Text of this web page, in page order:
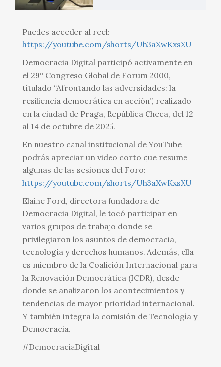
Puedes acceder al reel:
https://youtube.com/shorts/Uh3aXwKxsXU
Democracia Digital participó activamente en
el 29° Congreso Global de Forum 2000,
titulado “Afrontando las adversidades: la
resiliencia democrática en acción”, realizado
en la ciudad de Praga, República Checa, del 12
al 14 de octubre de 2025.
En nuestro canal institucional de YouTube
podrás apreciar un video corto que resume
algunas de las sesiones del Foro:
https://youtube.com/shorts/Uh3aXwKxsXU
Elaine Ford, directora fundadora de
Democracia Digital, le tocó participar en
varios grupos de trabajo donde se
privilegiaron los asuntos de democracia,
tecnología y derechos humanos. Además, ella
es miembro de la Coalición Internacional para
la Renovación Democrática (ICDR), desde
donde se analizaron los acontecimientos y
tendencias de mayor prioridad internacional.
Y también integra la comisión de Tecnología y
Democracia.
#DemocraciaDigital